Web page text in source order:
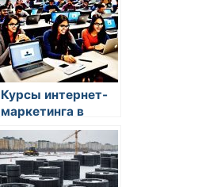
Курсы интернет-
маркетинга в
Минске:
расширение
горизонтов в
digital marketing